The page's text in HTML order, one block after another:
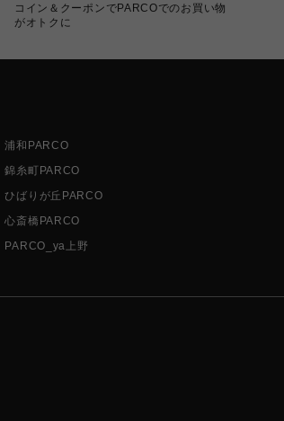
コイン＆クーポンでPARCOでのお買い物
がオトクに
浦和PARCO
錦糸町PARCO
ひばりが丘PARCO
心斎橋PARCO
PARCO_ya上野